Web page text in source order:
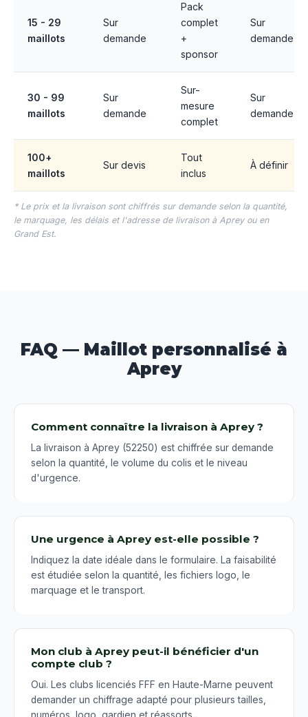
15 - 29
maillots
Sur
demande
Pack
complet
+
sponsor
Sur
demande
30 - 99
maillots
Sur
demande
Sur-
mesure
complet
Sur
demande
100+
maillots
Sur devis
Tout
inclus
À définir
* Le prix et la livraison sont chiffrés sur demande selon la quantité,
le marquage, les délais et l'adresse de livraison à Aprey ou en
Grand Est.
FAQ — Maillot personnalisé à
Aprey
Comment connaître la livraison à Aprey ?
La livraison à Aprey (52250) est chiffrée sur demande
selon la quantité, le volume du colis et le niveau
d'urgence.
Une urgence à Aprey est-elle possible ?
Indiquez la date idéale dans le formulaire. La faisabilité
est étudiée selon la quantité, les fichiers logo, le
marquage et le transport.
Mon club à Aprey peut-il bénéficier d'un
compte club ?
Oui. Les clubs licenciés FFF en Haute-Marne peuvent
demander un chiffrage adapté pour plusieurs tailles,